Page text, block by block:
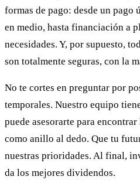
formas de pago: desde un pago
en medio, hasta financiación a
necesidades. Y, por supuesto,
son totalmente seguras, con la
No te cortes en preguntar por
temporales. Nuestro equipo
puede asesorarte para
como anillo al dedo. Que tu
nuestras prioridades. Al final,
da los mejores dividendos.